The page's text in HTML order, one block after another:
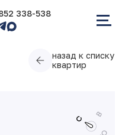
338-538
назад к списку
квартир